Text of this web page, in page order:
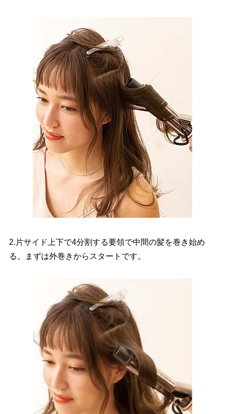
2.片サイド上下で4分割する要領で中間の髪を巻き始め
る。まずは外巻きからスタートです。